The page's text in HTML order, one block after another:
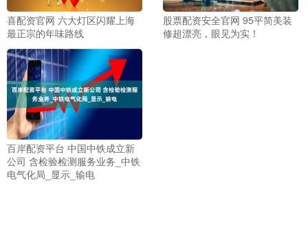
喜配资官网 六大灯区闪耀上海
最正宗的年味路线
股票配资安全官网 95平简美装
修超漂亮，眼见为实！
百岸配资平台 中国中铁成立新
公司 含检验检测服务业务_中铁
电气化局_显示_输电